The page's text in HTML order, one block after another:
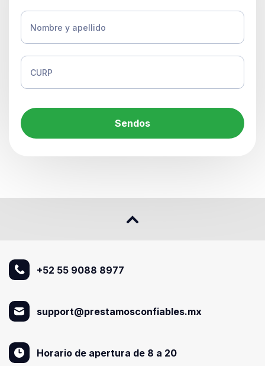
Sendos
+52 55 9088 8977
support@prestamosconfiables.mx
Horario de apertura de 8 a 20